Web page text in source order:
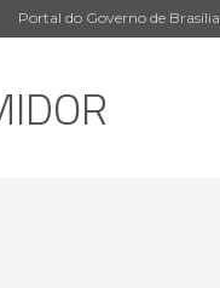
Portal do Governo de Brasília